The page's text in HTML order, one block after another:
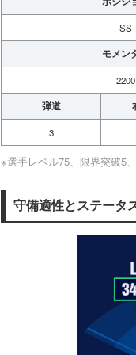
SS
モメン
2200
弾道
3
※選手レベル75、限界突破5
守備適性とステータ